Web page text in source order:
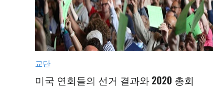
교단
미국 연회들의 선거 결과와 2020 총회